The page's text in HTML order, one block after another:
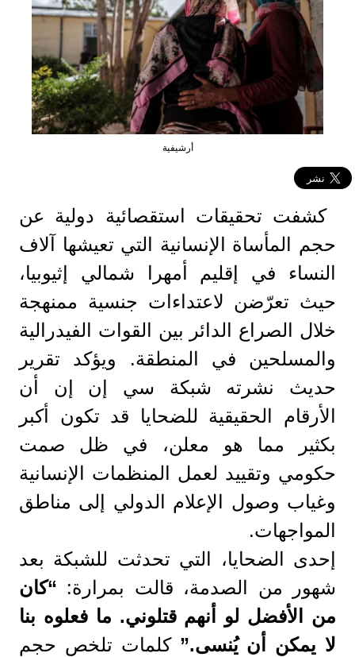
أرشيفية
كشفت تحقيقات استقصائية دولية عن
حجم المأساة الإنسانية التي تعيشها آلاف
النساء في إقليم أمهرا شمالي إثيوبيا،
حيث تعرّضن لاعتداءات جنسية ممنهجة
خلال الصراع الدائر بين القوات الفيدرالية
والمسلحين في المنطقة. ويؤكد تقرير
حديث نشرته شبكة سي إن إن أن
الأرقام الحقيقية للضحايا قد تكون أكبر
بكثير مما هو معلن، في ظل صمت
حكومي وتقييد لعمل المنظمات الإنسانية
وغياب وصول الإعلام الدولي إلى مناطق
المواجهات.
إحدى الضحايا، التي تحدثت للشبكة بعد
شهور من الصدمة، قالت بمرارة: “كان
من الأفضل لو أنهم قتلوني. ما فعلوه بنا
لا يمكن أن يُنسى.” كلمات تلخص حجم